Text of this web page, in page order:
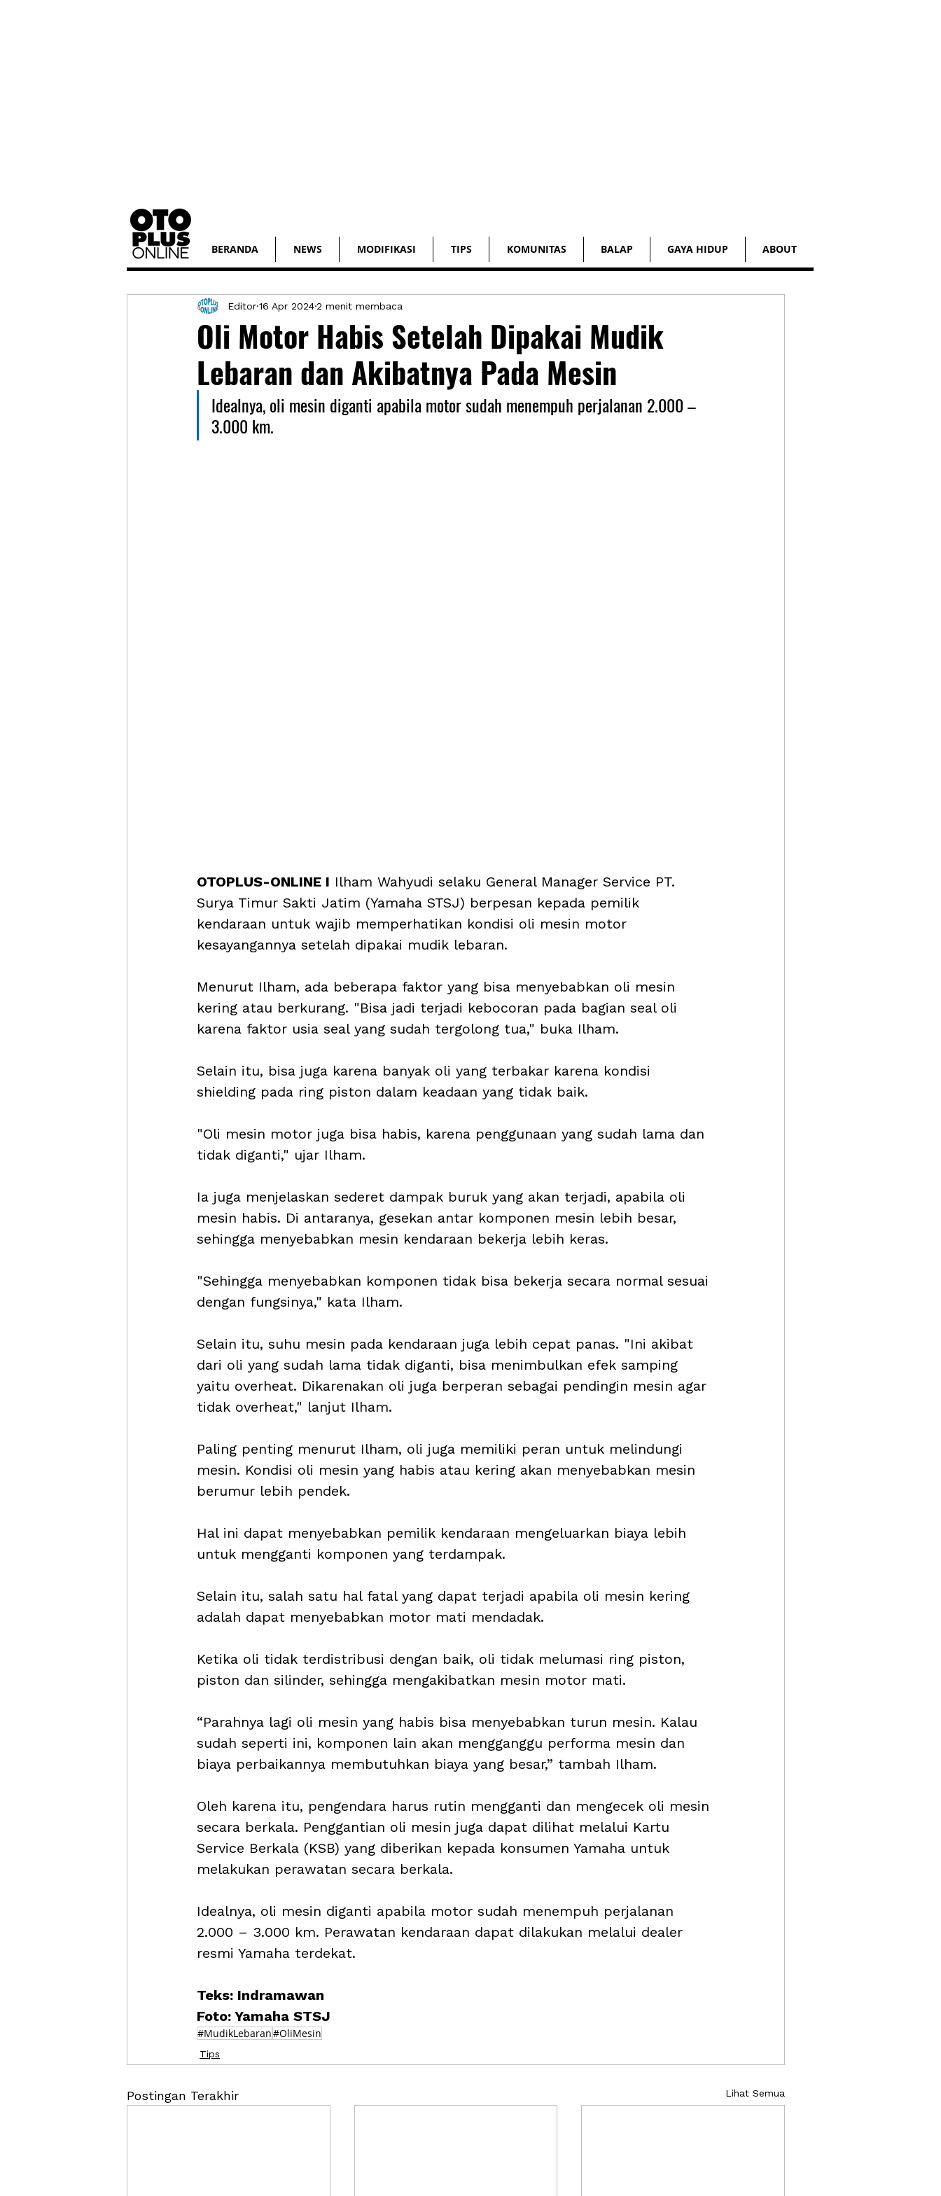
BERANDA NEWS MODIFIKASI TIPS KOMUNITAS BALAP GAYA HIDUP ABOUT
Oli Motor Habis Setelah Dipakai Mudik
Lebaran dan Akibatnya Pada Mesin
Editor 16 Apr 20242 menit membaca
Idealnya, oli mesin diganti apabila motor sudah menempuh perjalanan 2.000 –
3.000 km.
OTOPLUS-ONLINE I Ilham Wahyudi selaku General Manager Service PT.
Surya Timur Sakti Jatim (Yamaha STSJ) berpesan kepada pemilik
kendaraan untuk wajib memperhatikan kondisi oli mesin motor
kesayangannya setelah dipakai mudik lebaran.
Menurut Ilham, ada beberapa faktor yang bisa menyebabkan oli mesin
kering atau berkurang. "Bisa jadi terjadi kebocoran pada bagian seal oli
karena faktor usia seal yang sudah tergolong tua," buka Ilham.
Selain itu, bisa juga karena banyak oli yang terbakar karena kondisi
shielding pada ring piston dalam keadaan yang tidak baik.
"Oli mesin motor juga bisa habis, karena penggunaan yang sudah lama dan
tidak diganti," ujar Ilham.
Ia juga menjelaskan sederet dampak buruk yang akan terjadi, apabila oli
mesin habis. Di antaranya, gesekan antar komponen mesin lebih besar,
sehingga menyebabkan mesin kendaraan bekerja lebih keras.
"Sehingga menyebabkan komponen tidak bisa bekerja secara normal sesuai
dengan fungsinya," kata Ilham.
Selain itu, suhu mesin pada kendaraan juga lebih cepat panas. "Ini akibat
dari oli yang sudah lama tidak diganti, bisa menimbulkan efek samping
yaitu overheat. Dikarenakan oli juga berperan sebagai pendingin mesin agar
tidak overheat," lanjut Ilham.
Paling penting menurut Ilham, oli juga memiliki peran untuk melindungi
mesin. Kondisi oli mesin yang habis atau kering akan menyebabkan mesin
berumur lebih pendek.
Hal ini dapat menyebabkan pemilik kendaraan mengeluarkan biaya lebih
untuk mengganti komponen yang terdampak.
Selain itu, salah satu hal fatal yang dapat terjadi apabila oli mesin kering
adalah dapat menyebabkan motor mati mendadak.
Ketika oli tidak terdistribusi dengan baik, oli tidak melumasi ring piston,
piston dan silinder, sehingga mengakibatkan mesin motor mati.
“Parahnya lagi oli mesin yang habis bisa menyebabkan turun mesin. Kalau
sudah seperti ini, komponen lain akan mengganggu performa mesin dan
biaya perbaikannya membutuhkan biaya yang besar,” tambah Ilham.
Oleh karena itu, pengendara harus rutin mengganti dan mengecek oli mesin
secara berkala. Penggantian oli mesin juga dapat dilihat melalui Kartu
Service Berkala (KSB) yang diberikan kepada konsumen Yamaha untuk
melakukan perawatan secara berkala.
Idealnya, oli mesin diganti apabila motor sudah menempuh perjalanan
2.000 – 3.000 km. Perawatan kendaraan dapat dilakukan melalui dealer
resmi Yamaha terdekat.
Teks: Indramawan
Foto: Yamaha STSJ
#MudikLebaran#OliMesin
Tips
Postingan Terakhir Lihat Semua